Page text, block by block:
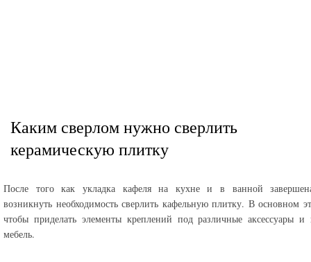
Каким сверлом нужно сверлить
керамическую плитку
После того как укладка кафеля на кухне и в ванной
возникнуть необходимость сверлить кафельную плитку. В основном
чтобы приделать элементы креплений под различные аксессуары и
мебель.